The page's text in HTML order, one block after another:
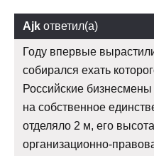
Ajk ответил(а)
Году впервые
собирался ехать
Российские
на собственное
отделяло 2 м, его
организационно-